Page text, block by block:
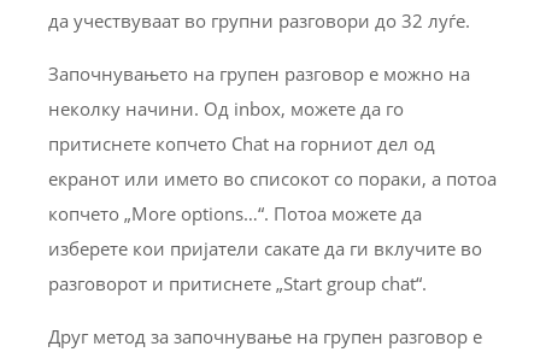
да учествуваат во групни разговори до 32 луѓе.
Започнувањето на групен разговор е можно на
неколку начини. Од inbox, можете да го
притиснете копчето Chat на горниот дел од
екранот или името во списокот со пораки, а потоа
копчето „More options…“. Потоа можете да
изберете кои пријатели сакате да ги вклучите во
разговорот и притиснете „Start group chat“.
Друг метод за започнување на групен разговор е